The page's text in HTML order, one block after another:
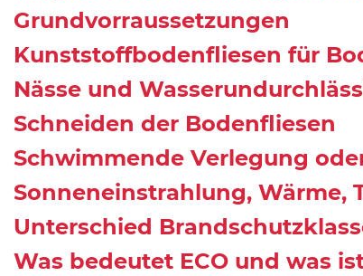
Grundvorraussetzungen
Kunststoffbodenfliesen für
Nässe und
Schneiden der Bodenfliesen
Schwimmende Verlegung
Sonneneinstrahlung, Wärme,
Unterschied
Was bedeutet ECO und was